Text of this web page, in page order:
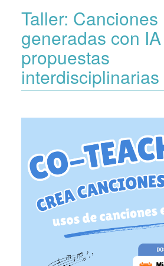
Taller: Canciones
generadas con
propuestas
interdisciplinarias